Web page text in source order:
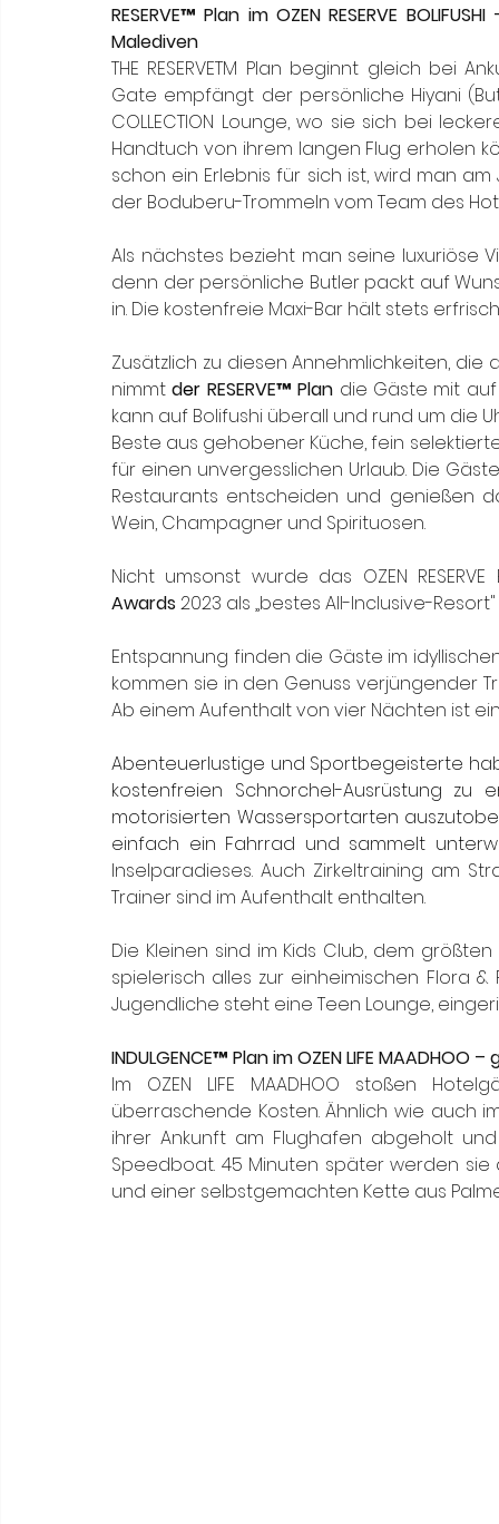
RESERVE™ Plan im OZEN RESERVE
Malediven
THE RESERVETM Plan beginnt gleich bei
Gate empfängt der persönliche Hiyani
COLLECTION Lounge, wo sie sich bei
Handtuch von ihrem langen Flug erholen
schon ein Erlebnis für sich ist, wird man
der Boduberu-Trommeln vom Team des
Als nächstes bezieht man seine luxuriöse
denn der persönliche Butler packt auf
in. Die kostenfreie Maxi-Bar hält stets
Zusätzlich zu diesen Annehmlichkeiten,
nimmt der RESERVE™ Plan die Gäste mit auf
kann auf Bolifushi überall und rund um die
Beste aus gehobener Küche, fein
für einen unvergesslichen Urlaub. Die
Restaurants entscheiden und genießen
Wein, Champagner und Spirituosen.
Nicht umsonst wurde das OZEN RESERVE
Awards 2023 als „bestes All-Inclusive-
Entspannung finden die Gäste im idyllischen
kommen sie in den Genuss verjüngender
Ab einem Aufenthalt von vier Nächten ist
Abenteuerlustige und Sportbegeisterte
kostenfreien Schnorchel-Ausrüstung
motorisierten Wassersportarten
Inselparadieses. Auch Zirkeltraining am
Trainer sind im Aufenthalt enthalten.
Die Kleinen sind im Kids Club, dem
spielerisch alles zur einheimischen Flora
Jugendliche steht eine Teen Lounge,
INDULGENCE™ Plan im OZEN LIFE
Im OZEN LIFE MAADHOO stoßen
überraschende Kosten. Ähnlich wie auch im
ihrer Ankunft am Flughafen abgeholt
Speedboat. 45 Minuten später werden
und einer selbstgemachten Kette aus